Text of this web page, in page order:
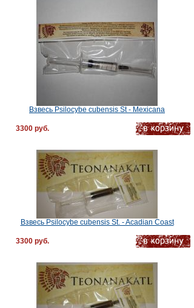
Взвесь Psilocybe cubensis St - Mexicana
3300 руб.
Взвесь Psilocybe cubensis St. - Acadian Coast
3300 руб.